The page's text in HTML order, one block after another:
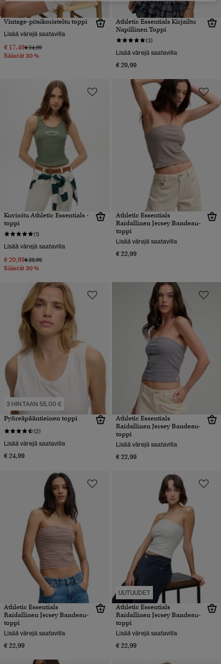
Vintage-pitsikoristeltu toppi
Lisää värejä saatavilla
€ 17,49Hinta alennettu hinnasta
€ 24,99hintaan
Säästät 30 %
Athletic Essentials Kirjailtu
Napillinen Toppi
(3)
Lisää värejä saatavilla
€ 29,99
Kuvioitu Athletic Essentials -
toppi
(1)
Lisää värejä saatavilla
€ 20,99Hinta alennettu hinnasta
€ 29,99hintaan
Säästät 30 %
Athletic Essentials
Raidallinen Jersey Bandeau-
toppi
Lisää värejä saatavilla
€ 22,99
3 HINTAAN 55,00 €
Pyöreäpääntieinen toppi
(2)
Lisää värejä saatavilla
€ 24,99
Athletic Essentials
Raidallinen Jersey Bandeau-
toppi
Lisää värejä saatavilla
€ 22,99
Athletic Essentials
Raidallinen Jersey Bandeau-
toppi
Lisää värejä saatavilla
€ 22,99
UUTUUDET
Athletic Essentials
Raidallinen Jersey Bandeau-
toppi
Lisää värejä saatavilla
€ 22,99